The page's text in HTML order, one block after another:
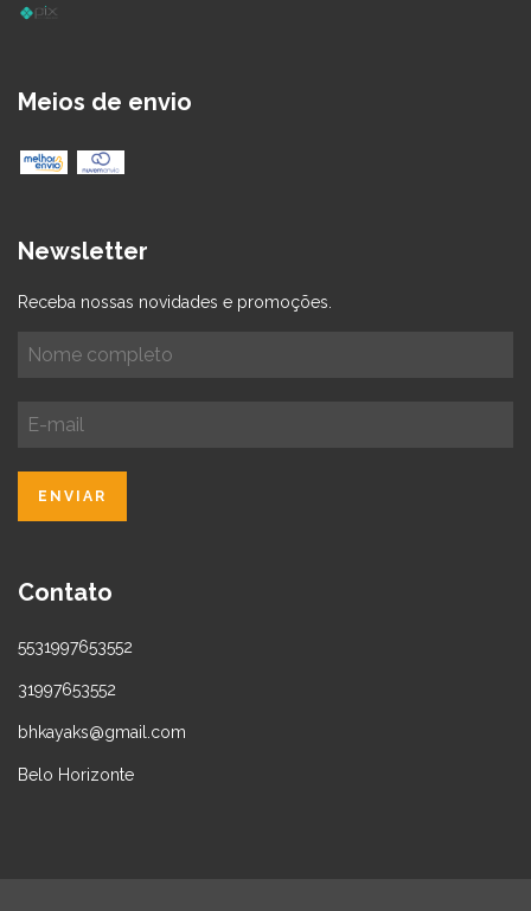
Meios de envio
Newsletter
Receba nossas novidades e promoções.
Contato
5531997653552
31997653552
bhkayaks@gmail.com
Belo Horizonte